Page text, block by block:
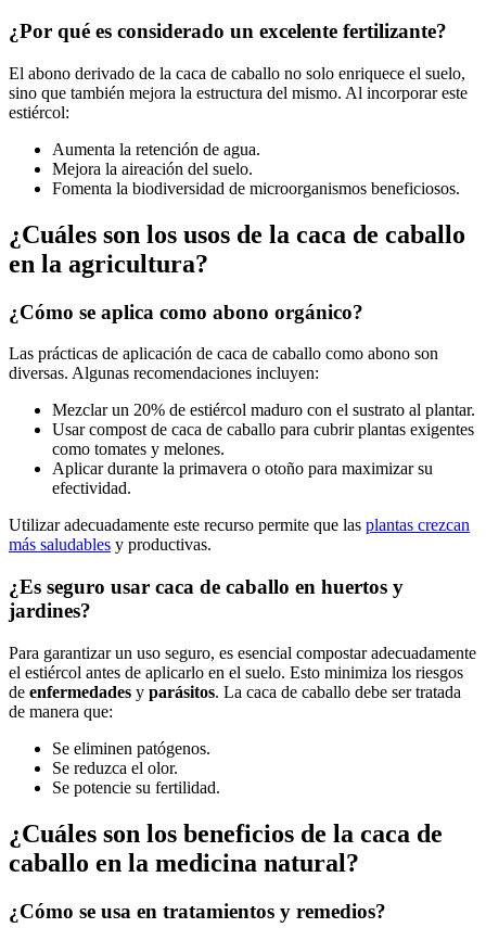
¿Por qué es considerado un excelente fertilizante?
El abono derivado de la caca de caballo no solo enriquece el suelo,
sino que también mejora la estructura del mismo. Al incorporar este
estiércol:
Aumenta la retención de agua.
Mejora la aireación del suelo.
Fomenta la biodiversidad de microorganismos beneficiosos.
¿Cuáles son los usos de la caca de caballo
en la agricultura?
¿Cómo se aplica como abono orgánico?
Las prácticas de aplicación de caca de caballo como abono son
diversas. Algunas recomendaciones incluyen:
Mezclar un 20% de estiércol maduro con el sustrato al plantar.
Usar compost de caca de caballo para cubrir plantas exigentes
como tomates y melones.
Aplicar durante la primavera o otoño para maximizar su
efectividad.
Utilizar adecuadamente este recurso permite que las plantas crezcan
más saludables y productivas.
¿Es seguro usar caca de caballo en huertos y
jardines?
Para garantizar un uso seguro, es esencial compostar adecuadamente
el estiércol antes de aplicarlo en el suelo. Esto minimiza los riesgos
de enfermedades y parásitos. La caca de caballo debe ser tratada
de manera que:
Se eliminen patógenos.
Se reduzca el olor.
Se potencie su fertilidad.
¿Cuáles son los beneficios de la caca de
caballo en la medicina natural?
¿Cómo se usa en tratamientos y remedios?